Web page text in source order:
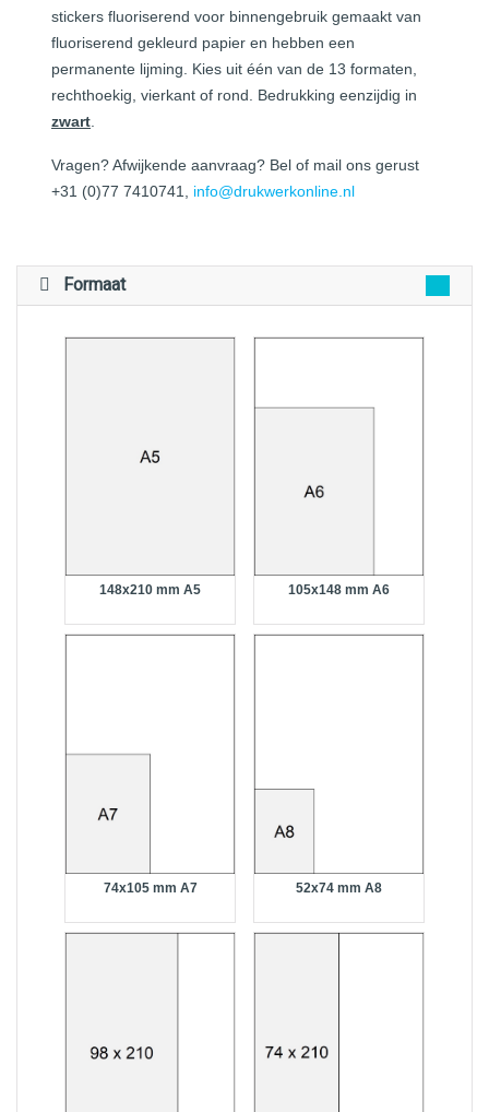
stickers fluoriserend voor binnengebruik gemaakt van
fluoriserend gekleurd papier en hebben een
permanente lijming. Kies uit één van de 13 formaten,
rechthoekig, vierkant of rond. Bedrukking eenzijdig in
zwart
Vragen? Afwijkende aanvraag? Bel of mail ons gerust
+31 (0)77 7410741, info@drukwerkonline.nl
Formaat
148x210 mm A5 105x148 mm A6
74x105 mm A7 52x74 mm A8